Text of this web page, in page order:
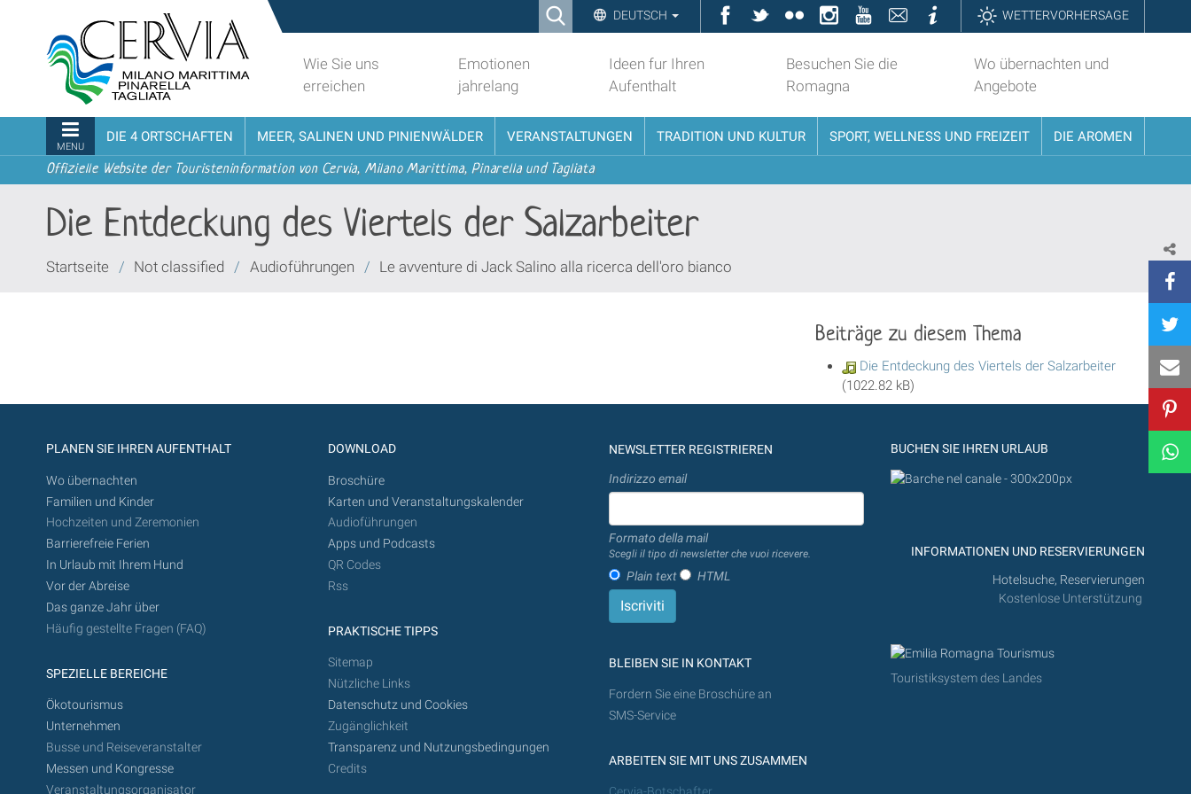
zur
Navigation
Ricerca DEUTSCH Facebook
TwitterFlickrInstagramYouTubeContattiInformazioniWETTERVORHERSAGE
turistico
ufficiale
Cervia,
Milano
Marittima,
Pinarella,
Tagliata
Wie Sie uns
erreichen
Emotionen
jahrelang
Ideen fur Ihren
Aufenthalt
Besuchen Sie die
Romagna
Wo übernachten und
Angebote
MENU
DIE 4 ORTSCHAFTEN MEER, SALINEN UND PINIENWÄLDER VERANSTALTUNGEN TRADITION UND KULTUR SPORT, WELLNESS UND FREIZEIT DIE AROMEN
Offizielle Website der Touristeninformation von Cervia, Milano Marittima, Pinarella und Tagliata
Die Entdeckung des Viertels der Salzarbeiter
Sie
Startseite / Not classified / Audioführungen / Le avventure di Jack Salino alla ricerca dell'oro bianco
Beiträge zu diesem Thema
Die Entdeckung des Viertels der Salzarbeiter
(1022.82 kB)
PLANEN SIE IHREN AUFENTHALT
Wo übernachten
Familien und Kinder
Hochzeiten und Zeremonien
Barrierefreie Ferien
In Urlaub mit Ihrem Hund
Vor der Abreise
Das ganze Jahr über
Häufig gestellte Fragen (FAQ)
SPEZIELLE BEREICHE
Ökotourismus
Unternehmen
Busse und Reiseveranstalter
Messen und Kongresse
Veranstaltungsorganisator
DOWNLOAD
Broschüre
Karten und Veranstaltungskalender
Audioführungen
Apps und Podcasts
QR Codes
Rss
PRAKTISCHE TIPPS
Sitemap
Nützliche Links
Datenschutz und Cookies
Zugänglichkeit
Transparenz und Nutzungsbedingungen
Credits
NEWSLETTER REGISTRIEREN
Indirizzo email
Formato della mail
Scegli il tipo di newsletter che vuoi ricevere.
Plain text HTML
BLEIBEN SIE IN KONTAKT
Fordern Sie eine Broschüre an
SMS-Service
ARBEITEN SIE MIT UNS ZUSAMMEN
BUCHEN SIE IHREN URLAUB
INFORMATIONEN UND RESERVIERUNGEN
Hotelsuche, Reservierungen
Kostenlose Unterstützung
Touristiksystem des Landes